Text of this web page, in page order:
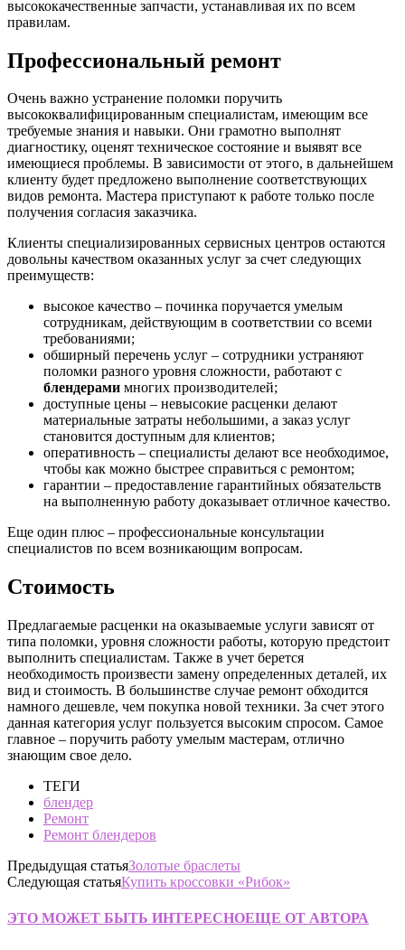
высококачественные запчасти, устанавливая их по всем
правилам.
Профессиональный ремонт
Очень важно устранение поломки поручить
высококвалифицированным специалистам, имеющим все
требуемые знания и навыки. Они грамотно выполнят
диагностику, оценят техническое состояние и выявят все
имеющиеся проблемы. В зависимости от этого, в дальнейшем
клиенту будет предложено выполнение соответствующих
видов ремонта. Мастера приступают к работе только после
получения согласия заказчика.
Клиенты специализированных сервисных центров остаются
довольны качеством оказанных услуг за счет следующих
преимуществ:
высокое качество – починка поручается умелым
сотрудникам, действующим в соответствии со всеми
требованиями;
обширный перечень услуг – сотрудники устраняют
поломки разного уровня сложности, работают с
блендерами многих производителей;
доступные цены – невысокие расценки делают
материальные затраты небольшими, а заказ услуг
становится доступным для клиентов;
оперативность – специалисты делают все необходимое,
чтобы как можно быстрее справиться с ремонтом;
гарантии – предоставление гарантийных обязательств
на выполненную работу доказывает отличное качество.
Еще один плюс – профессиональные консультации
специалистов по всем возникающим вопросам.
Стоимость
Предлагаемые расценки на оказываемые услуги зависят от
типа поломки, уровня сложности работы, которую предстоит
выполнить специалистам. Также в учет берется
необходимость произвести замену определенных деталей, их
вид и стоимость. В большинстве случае ремонт обходится
намного дешевле, чем покупка новой техники. За счет этого
данная категория услуг пользуется высоким спросом. Самое
главное – поручить работу умелым мастерам, отлично
знающим свое дело.
ТЕГИ
блендер
Ремонт
Ремонт блендеров
Предыдущая статьяЗолотые браслеты
Следующая статьяКупить кроссовки «Рибок»
ЭТО МОЖЕТ БЫТЬ ИНТЕРЕСНОЕЩЕ ОТ АВТОРА